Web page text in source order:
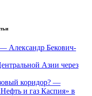
Александр Бекович-
Азии через
коридор? —
и газ Каспия» в